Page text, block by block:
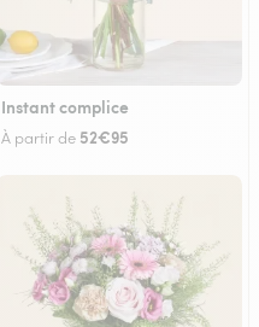
Instant complice
À partir de 52€95